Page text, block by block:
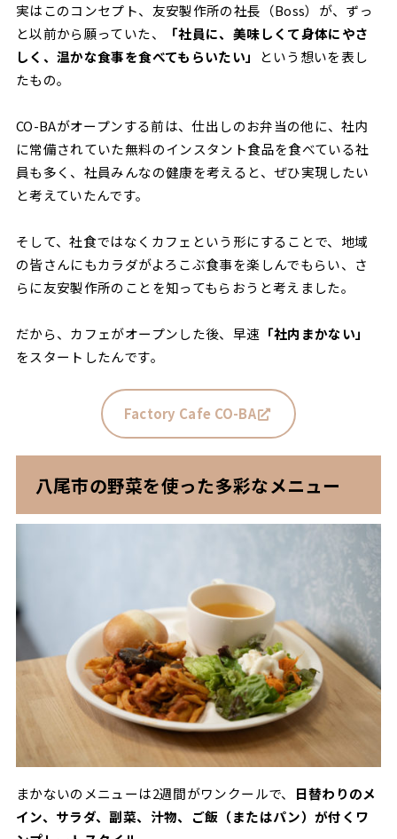
実はこのコンセプト、友安製作所の社長（Boss）が、ずっ
と以前から願っていた、
「社員に、美味しくて身体にやさ
しく、温かな食事を食べてもらいたい」
という想いを表し
たもの。
CO-BAがオープンする前は、仕出しのお弁当の他に、社内
に常備されていた無料のインスタント食品を食べている社
員も多く、社員みんなの健康を考えると、ぜひ実現したい
と考えていたんです。
そして、社食ではなくカフェという形にすることで、地域
の皆さんにもカラダがよろこぶ食事を楽しんでもらい、さ
らに友安製作所のことを知ってもらおうと考えました。
だから、カフェがオープンした後、早速 「社内まかない」
をスタートしたんです。
Factory Cafe CO-BA
八尾市の野菜を使った多彩なメニュー
まかないのメニューは2週間がワンクールで、
日替わりのメ
イン、サラダ、副菜、汁物、ご飯（またはパン）が付くワ